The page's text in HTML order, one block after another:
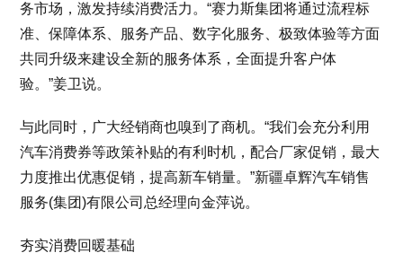
务市场，激发持续消费活力。“赛力斯集团将通过流程标
准、保障体系、服务产品、数字化服务、极致体验等方面
共同升级来建设全新的服务体系，全面提升客户体
验。”姜卫说。
与此同时，广大经销商也嗅到了商机。“我们会充分利用
汽车消费券等政策补贴的有利时机，配合厂家促销，最大
力度推出优惠促销，提高新车销量。”新疆卓辉汽车销售
服务(集团)有限公司总经理向金萍说。
夯实消费回暖基础